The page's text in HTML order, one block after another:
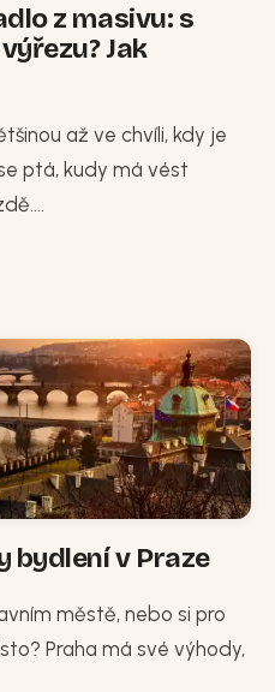
z masivu: s
Jak
až ve chvíli, kdy je
ptá, kudy má vést
bydlení v Praze
městě, nebo si pro
Praha má své výhody,